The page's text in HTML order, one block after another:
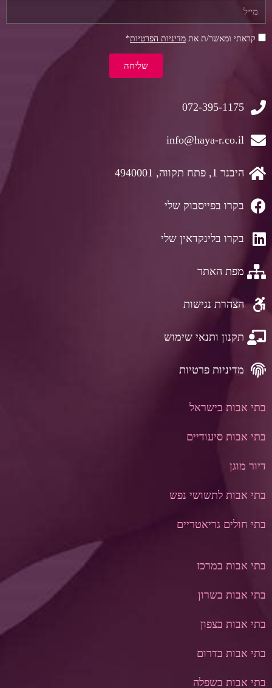
קראתי ומאשר/ת את מדיניות הפרטיות*
שליחה
072-395-1175
info@haya-r.co.il
היבנר 1, פתח תקווה, 4940001
בקרו בפייסבוק שלי
בקרו בלינקדאין שלי
מפת האתר
הצהרת נגישות
תקנון ותנאי שימוש
מדיניות פרטיות
בתי אבות בישראל
בתי אבות סיעודיים
דיור מוגן
בתי אבות לתשושי נפש
בתי חולים גריאטריים
בתי אבות במרכז
בתי אבות בשרון
בתי אבות בצפון
בתי אבות בדרום
בתי אבות בשפלה